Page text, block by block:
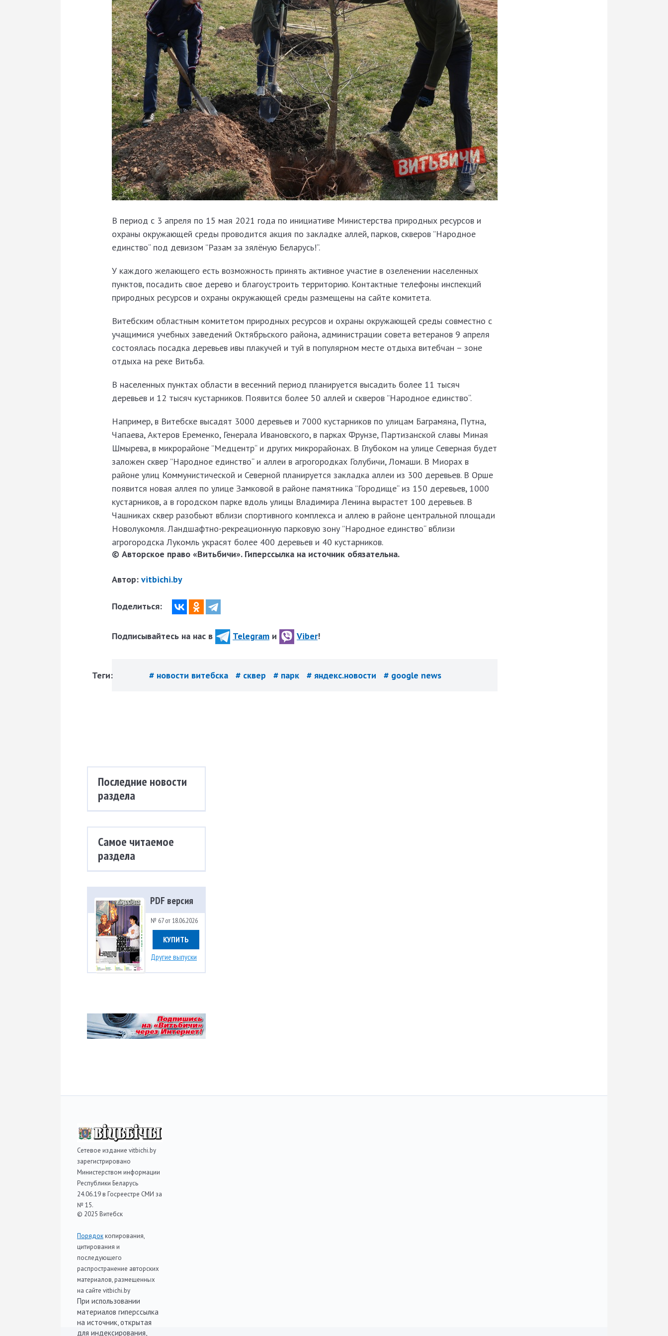
В период с 3 апреля по 15 мая 2021 года по инициативе Министерства природных ресурсов и
охраны окружающей среды проводится акция по закладке аллей, парков, скверов ”Народное
единство“ под девизом ”Разам за зялёную Беларусь!“.
У каждого желающего есть возможность принять активное участие в озеленении населенных
пунктов, посадить свое дерево и благоустроить территорию. Контактные телефоны инспекций
природных ресурсов и охраны окружающей среды размещены на сайте комитета.
Витебским областным комитетом природных ресурсов и охраны окружающей среды совместно с
учащимися учебных заведений Октябрьского района, администрации совета ветеранов 9 апреля
состоялась посадка деревьев ивы плакучей и туй в популярном месте отдыха витебчан – зоне
отдыха на реке Витьба.
В населенных пунктах области в весенний период планируется высадить более 11 тысяч
деревьев и 12 тысяч кустарников. Появится более 50 аллей и скверов ”Народное единство“.
Например, в Витебске высадят 3000 деревьев и 7000 кустарников по улицам Баграмяна, Путна,
Чапаева, Актеров Еременко, Генерала Ивановского, в парках Фрунзе, Партизанской славы Миная
Шмырева, в микрорайоне ”Медцентр“ и других микрорайонах. В Глубоком на улице Северная будет
заложен сквер ”Народное единство“ и аллеи в агрогородках Голубичи, Ломаши. В Миорах в
районе улиц Коммунистической и Северной планируется закладка аллеи из 300 деревьев. В Орше
появится новая аллея по улице Замковой в районе памятника ”Городище“ из 150 деревьев, 1000
кустарников, а в городском парке вдоль улицы Владимира Ленина вырастет 100 деревьев. В
Чашниках сквер разобьют вблизи спортивного комплекса и аллею в районе центральной площади
Новолукомля. Ландшафтно-рекреационную парковую зону ”Народное единство“ вблизи
агрогородска Лукомль украсят более 400 деревьев и 40 кустарников.
© Авторское право «Витьбичи». Гиперссылка на источник обязательна.
Автор: vitbichi.by
Поделиться:
Подписывайтесь на нас в Telegram и Viber!
Теги: # новости витебска # сквер # парк # яндекс.новости # google news
Последние новости
раздела
Самое читаемое
раздела
PDF версия
№ 67 от 18.06.2026
КУПИТЬ
Другие выпуски
Сетевое издание vitbichi.by
зарегистрировано
Министерством информации
Республики Беларусь
24.06.19 в Госреестре СМИ за
№ 15.
© 2025 Витебск
Порядоккопирования,
цитирования и
последующего
распространение авторских
материалов, размещенных
на сайте vitbichi.by
При использовании
материалов гиперссылка
на источник, открытая
для индексирования,